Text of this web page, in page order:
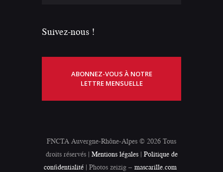
Suivez-nous !
ABONNEZ-VOUS À NOTRE
LETTRE MENSUELLE
FNCTA Auvergne-Rhône-Alpes © 2026 Tous
droits réservés | Mentions légales| Politique de
confidentialité | Photos zeizig – mascarille.com